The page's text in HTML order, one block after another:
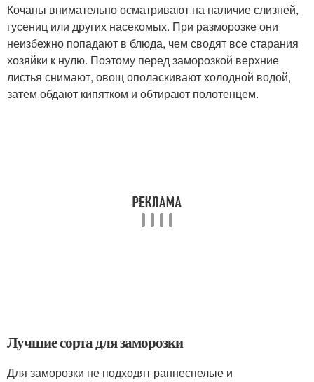
Кочаны внимательно осматривают на наличие слизней,
гусениц или других насекомых. При разморозке они
неизбежно попадают в блюда, чем сводят все старания
хозяйки к нулю. Поэтому перед заморозкой верхние
листья снимают, овощ ополаскивают холодной водой,
затем обдают кипятком и обтирают полотенцем.
Лучшие сорта для заморозки
Для заморозки не подходят раннеспелые и